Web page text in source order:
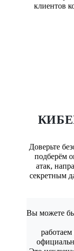
клиентов
Доверьте
подберём
атак,
секретным
Вы можете